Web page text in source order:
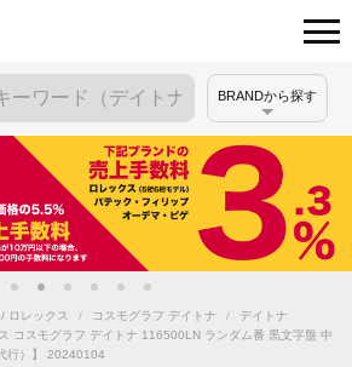
BRANDから探す
ロレックス / コスモグラフ デイトナ /
デイトナ
コスモグラフ デイトナ 116500LN ランダム番 黒文字盤 中
行）】 20240104